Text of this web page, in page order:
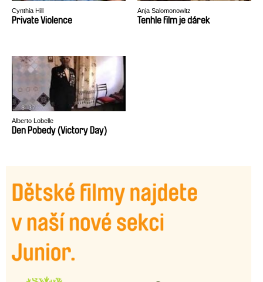
Cynthia Hill
Private Violence
Anja Salomonowitz
Tenhle film je dárek
Alberto Lobelle
Den Pobedy (Victory Day)